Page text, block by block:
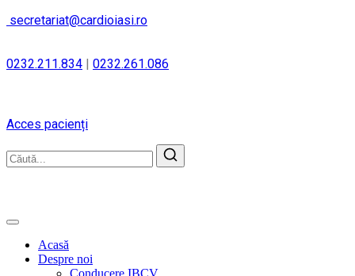
secretariat@cardioiasi.ro
0232.211.834 | 0232.261.086
Acces pacienți
Acasă
Despre noi
Conducere IBCV